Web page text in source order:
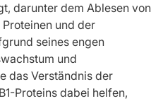
darunter dem Ablesen von
und der
seines engen
und
das Verständnis der
Proteins dabei helfen,